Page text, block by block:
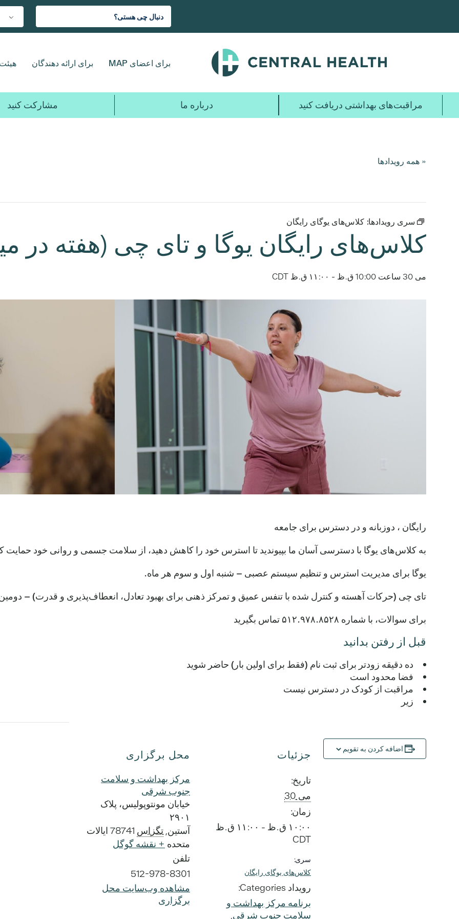
محتوای
برای اعضای MAP برای ارائه دهندگان
مراقبت‌های بهداشتی دریافت کنید درباره ما مشارکت کنید
« همه رویدادها
سری رویدادها: کلاس‌های یوگای رایگان
کلاس‌های رایگان یوگا و تای چی (هفته در
می 30 ساعت 10:00 ق.ظ - ۱۱:۰۰ ق.ظ CDT
رایگان ، دوزبانه و در دسترس برای جامعه
به کلاس‌های یوگا با دسترسی آسان ما بپیوندید تا استرس خود را کاهش دهید، از سلامت جسمی و روانی خود حمایت
یوگا برای مدیریت استرس و تنظیم سیستم عصبی – شنبه اول و سوم هر ماه.
تای چی (حرکات آهسته و کنترل شده با تنفس عمیق و تمرکز ذهنی برای بهبود تعادل، انعطاف‌پذیری و قدرت) –
برای سوالات، با شماره ۵۱۲.۹۷۸.۸۵۲۸ تماس بگیرید
قبل از رفتن بدانید
ده دقیقه زودتر برای ثبت نام (فقط برای اولین بار) حاضر شوید
فضا محدود است
مراقبت از کودک در دسترس نیست
زیر
اضافه کردن به تقویم جزئیات
تاریخ:
می 30
زمان:
۱۰:۰۰ ق.ظ - ۱۱:۰۰ ق.ظ
CDT
سری:
کلاس‌های یوگای رایگان
رویداد Categories:
برنامه مرکز بهداشت و
سلامت جنوب شرقی
محل برگزاری
مرکز بهداشت و سلامت
جنوب شرقی
خیابان مونتوپولیس، پلاک
۲۹۰۱
آستین تگزاس 78741 ایالات
متحده + نقشه گوگل
تلفن
512-978-8301
مشاهده وب‌سایت محل
برگزاری